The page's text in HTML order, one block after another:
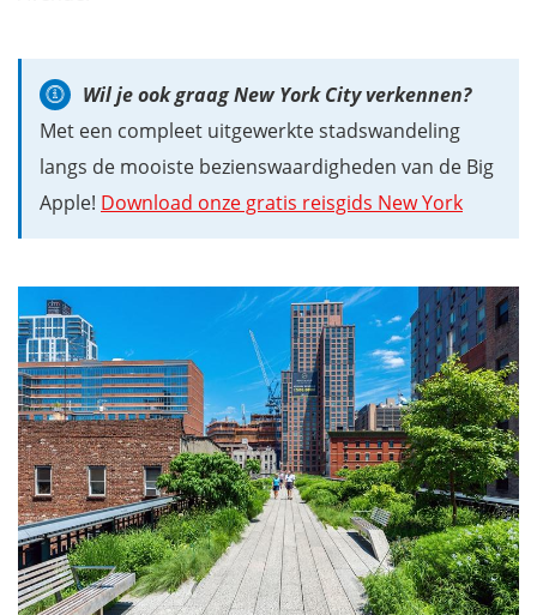
Wil je ook graag New York City verkennen?
Met een compleet uitgewerkte stadswandeling
langs de mooiste bezienswaardigheden van de Big
Apple! Download onze gratis reisgids New York